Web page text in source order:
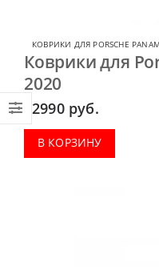
КОВРИКИ ДЛЯ PORSCHE
Коврики для
2020
2990 руб.
В КОРЗИНУ